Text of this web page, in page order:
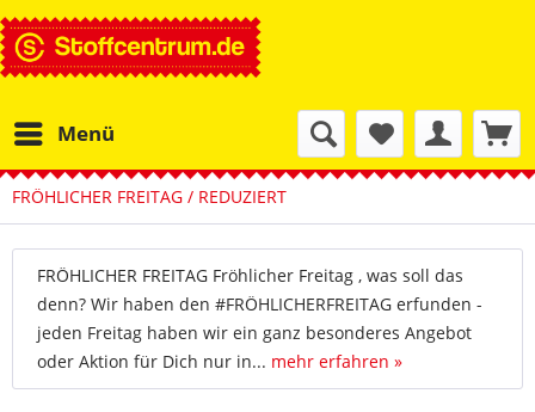
Menü
FRÖHLICHER FREITAG / REDUZIERT
FRÖHLICHER FREITAG Fröhlicher Freitag , was soll das
denn? Wir haben den #FRÖHLICHERFREITAG erfunden -
jeden Freitag haben wir ein ganz besonderes Angebot
oder Aktion für Dich nur in... mehr erfahren »